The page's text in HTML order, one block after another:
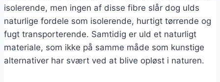
isolerende, men ingen af disse fibre slår dog ulds
naturlige fordele som isolerende, hurtigt tørrende og
fugt transporterende. Samtidig er uld et naturligt
materiale, som ikke på samme måde som kunstige
alternativer har svært ved at blive opløst i naturen.